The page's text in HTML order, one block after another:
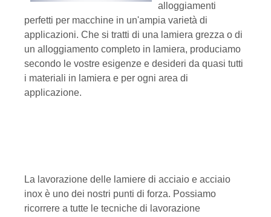
alloggiamenti
perfetti per macchine in un'ampia varietà di
applicazioni. Che si tratti di una lamiera grezza o di
un alloggiamento completo in lamiera, produciamo
secondo le vostre esigenze e desideri da quasi tutti
i materiali in lamiera e per ogni area di
applicazione.
La lavorazione delle lamiere di acciaio e acciaio
inox è uno dei nostri punti di forza. Possiamo
ricorrere a tutte le tecniche di lavorazione